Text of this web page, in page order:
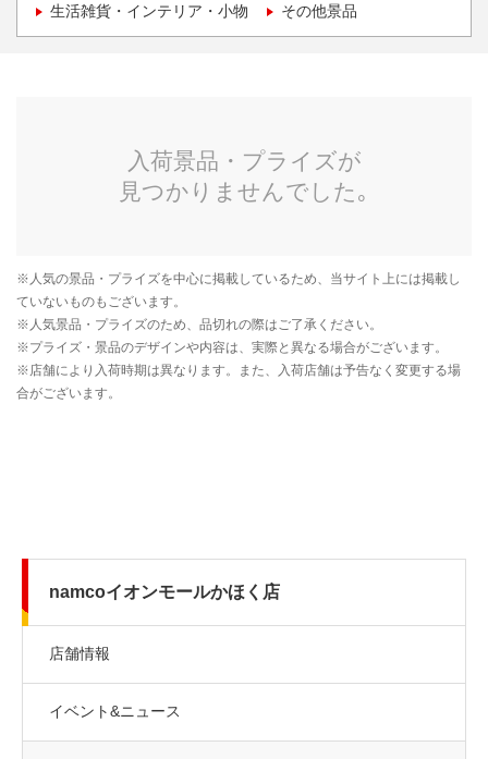
生活雑貨・インテリア・小物 その他景品
namcoイオンモールかほく店
店舗情報
イベント&ニュース